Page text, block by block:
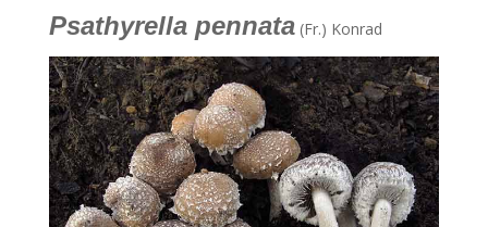
Psathyrella pennata(Fr.) Konrad